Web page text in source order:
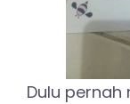
Dulu